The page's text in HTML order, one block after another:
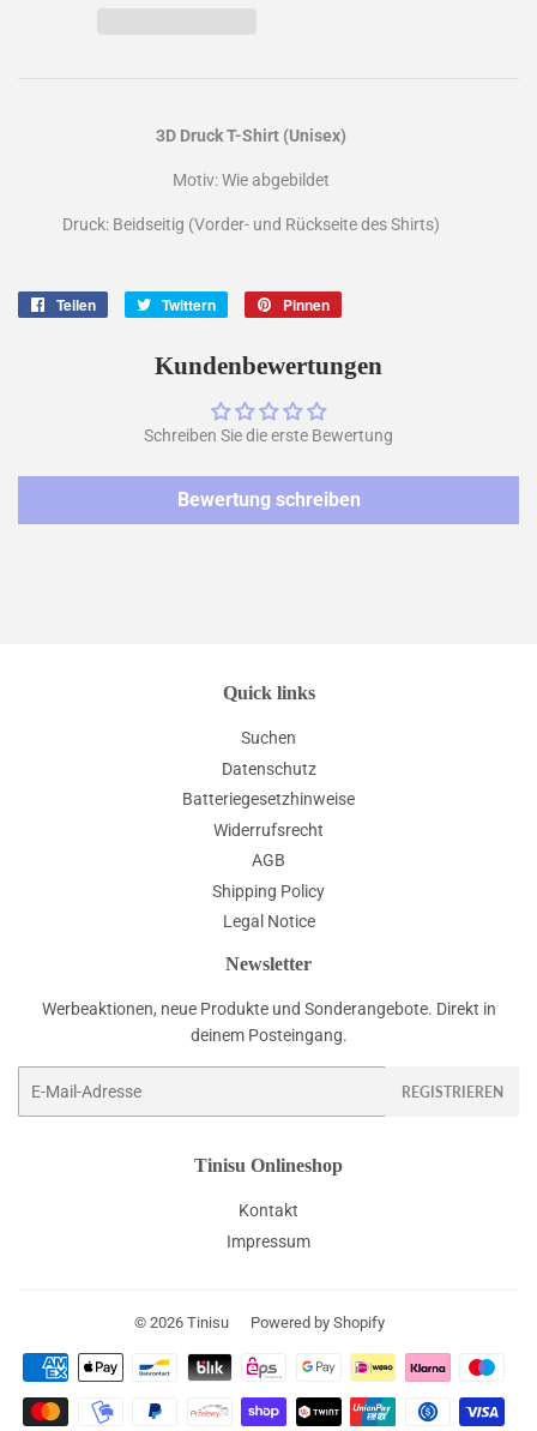
3D Druck T-Shirt (Unisex)
Motiv: Wie abgebildet
Druck: Beidseitig (Vorder- und Rückseite des Shirts)
Teilen Twittern
twittern
Pinnen
pinnen
Kundenbewertungen
Schreiben Sie die erste Bewertung
Bewertung schreiben
Quick links
Suchen
Datenschutz
Batteriegesetzhinweise
Widerrufsrecht
AGB
Shipping Policy
Legal Notice
Newsletter
Werbeaktionen, neue Produkte und Sonderangebote. Direkt in
deinem Posteingang.
REGISTRIEREN
Tinisu Onlineshop
Kontakt
Impressum
© 2026 Tinisu Powered by Shopify
Zahlungsarten